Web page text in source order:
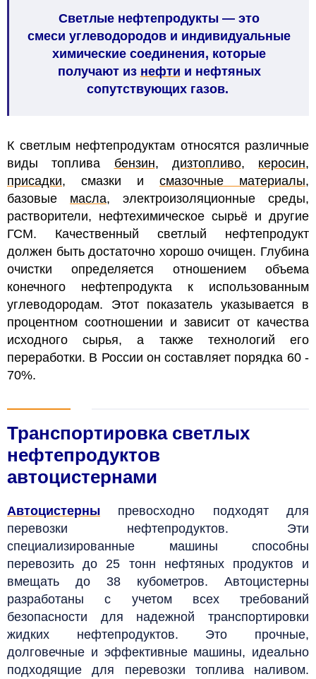
Светлые нефтепродукты — это
смеси углеводородов и индивидуальные
химические соединения, которые
получают из нефти и нефтяных
сопутствующих газов.
К светлым нефтепродуктам относятся различные
виды топлива бензин, дизтопливо, керосин,
присадки, смазки и смазочные материалы,
базовые масла, электроизоляционные среды,
растворители, нефтехимическое сырьё и другие
ГСМ. Качественный светлый нефтепродукт
должен быть достаточно хорошо очищен. Глубина
очистки определяется отношением объема
конечного нефтепродукта к использованным
углеводородам. Этот показатель указывается в
процентном соотношении и зависит от качества
исходного сырья, а также технологий его
переработки. В России он составляет порядка 60 -
70%.
Транспортировка светлых
нефтепродуктов
автоцистернами
Автоцистерны превосходно подходят для
перевозки нефтепродуктов. Эти
специализированные машины способны
перевозить до 25 тонн нефтяных продуктов и
вмещать до 38 кубометров. Автоцистерны
разработаны с учетом всех требований
безопасности для надежной транспортировки
жидких нефтепродуктов. Это прочные,
долговечные и эффективные машины, идеально
подходящие для перевозки топлива наливом.